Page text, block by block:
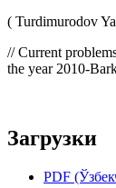
( Turdimurodov
// Current
the year 2010-
Загрузки
PDF